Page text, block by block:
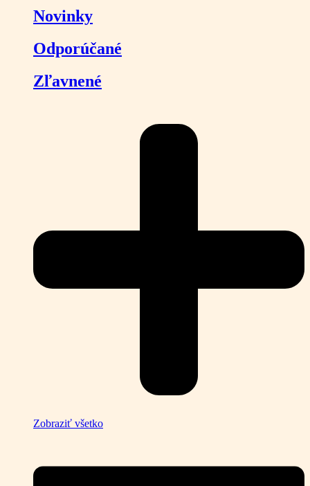
Novinky
Odporúčané
Zľavnené
Zobraziť všetko